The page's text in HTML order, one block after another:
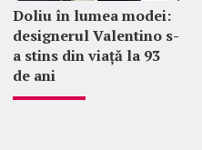
Doliu în lumea modei:
designerul Valentino s-
a stins din viață la 93
de ani